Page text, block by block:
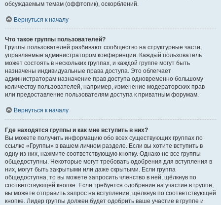
обсуждаемым темам (оффтопик), оскорблений.
Вернуться к началу
Что такое группы пользователей?
Группы пользователей разбивают сообщество на структурные части,
управляемые администратором конференции. Каждый пользователь
может состоять в нескольких группах, и каждой группе могут быть
назначены индивидуальные права доступа. Это облегчает
администраторам назначение прав доступа одновременно большому
количеству пользователей, например, изменение модераторских прав
или предоставление пользователям доступа к приватным форумам.
Вернуться к началу
Где находятся группы и как мне вступить в них?
Вы можете получить информацию обо всех существующих группах по
ссылке «Группы» в вашем личном разделе. Если вы хотите вступить в
одну из них, нажмите соответствующую кнопку. Однако не все группы
общедоступны. Некоторые могут требовать одобрения для вступления в
них, могут быть закрытыми или даже скрытыми. Если группа
общедоступна, то вы можете запросить членство в ней, щёлкнув по
соответствующей кнопке. Если требуется одобрение на участие в группе,
вы можете отправить запрос на вступление, щёлкнув по соответствующей
кнопке. Лидер группы должен будет одобрить ваше участие в группе и